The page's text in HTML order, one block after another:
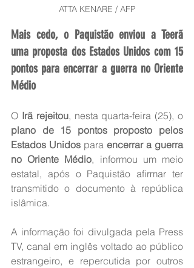
ATTA KENARE / AFP
Mais cedo, o Paquistão enviou a Teerã
uma proposta dos Estados Unidos com 15
pontos para encerrar a guerra no Oriente
Médio
O Irã rejeitou
plano de 15 pontos proposto pelos
Estados Unidos para encerrar a guerra
no Oriente Médio, informou um meio
estatal, após o Paquistão afirmar ter
transmitido o documento à república
islâmica.
A informação foi divulgada pela Press
TV, canal em inglês voltado ao público
estrangeiro, e repercutida por outros